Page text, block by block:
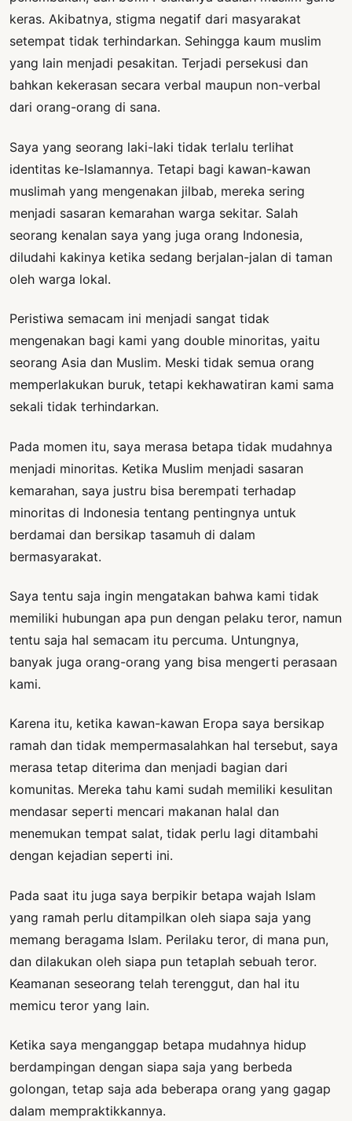
keras. Akibatnya, stigma negatif dari masyarakat
setempat tidak terhindarkan. Sehingga kaum muslim
yang lain menjadi pesakitan. Terjadi persekusi dan
bahkan kekerasan secara verbal maupun non-verbal
dari orang-orang di sana.
Saya yang seorang laki-laki tidak terlalu terlihat
identitas ke-Islamannya. Tetapi bagi kawan-kawan
muslimah yang mengenakan jilbab, mereka sering
menjadi sasaran kemarahan warga sekitar. Salah
seorang kenalan saya yang juga orang Indonesia,
diludahi kakinya ketika sedang berjalan-jalan di taman
oleh warga lokal.
Peristiwa semacam ini menjadi sangat tidak
mengenakan bagi kami yang double minoritas, yaitu
seorang Asia dan Muslim. Meski tidak semua orang
memperlakukan buruk, tetapi kekhawatiran kami sama
sekali tidak terhindarkan.
Pada momen itu, saya merasa betapa tidak mudahnya
menjadi minoritas. Ketika Muslim menjadi sasaran
kemarahan, saya justru bisa berempati terhadap
minoritas di Indonesia tentang pentingnya untuk
berdamai dan bersikap tasamuh di dalam
bermasyarakat.
Saya tentu saja ingin mengatakan bahwa kami tidak
memiliki hubungan apa pun dengan pelaku teror, namun
tentu saja hal semacam itu percuma. Untungnya,
banyak juga orang-orang yang bisa mengerti perasaan
kami.
Karena itu, ketika kawan-kawan Eropa saya bersikap
ramah dan tidak mempermasalahkan hal tersebut, saya
merasa tetap diterima dan menjadi bagian dari
komunitas. Mereka tahu kami sudah memiliki kesulitan
mendasar seperti mencari makanan halal dan
menemukan tempat salat, tidak perlu lagi ditambahi
dengan kejadian seperti ini.
Pada saat itu juga saya berpikir betapa wajah Islam
yang ramah perlu ditampilkan oleh siapa saja yang
memang beragama Islam. Perilaku teror, di mana pun,
dan dilakukan oleh siapa pun tetaplah sebuah teror.
Keamanan seseorang telah terenggut, dan hal itu
memicu teror yang lain.
Ketika saya menganggap betapa mudahnya hidup
berdampingan dengan siapa saja yang berbeda
golongan, tetap saja ada beberapa orang yang gagap
dalam mempraktikkannya.